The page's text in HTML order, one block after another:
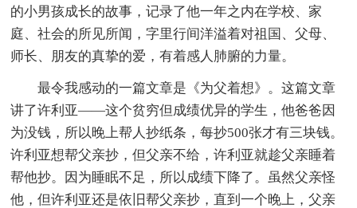
的小男孩成长的故事，记录了他一年之内在学校、家
庭、社会的所见所闻，字里行间洋溢着对祖国、父母、
师长、朋友的真挚的爱，有着感人肺腑的力量。
最令我感动的一篇文章是《为父着想》。这篇文章
讲了许利亚——这个贫穷但成绩优异的学生，他爸爸因
为没钱，所以晚上帮人抄纸条，每抄500张才有三块钱。
许利亚想帮父亲抄，但父亲不给，许利亚就趁父亲睡着
帮他抄。因为睡眠不足，所以成绩下降了。虽然父亲怪
他，但许利亚还是依旧帮父亲抄，直到一个晚上，父亲